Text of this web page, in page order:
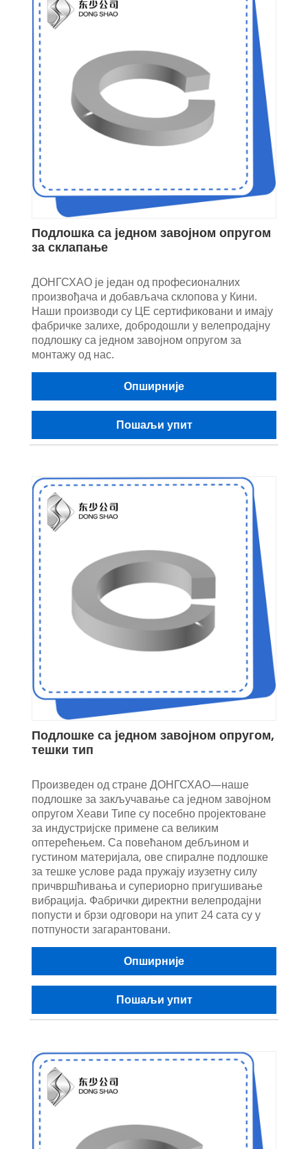
Подлошка са једном завојном опругом
за склапање
ДОНГСХАО је један од професионалних
произвођача и добављача склопова у Кини.
Наши производи су ЦЕ сертификовани и имају
фабричке залихе, добродошли у велепродајну
подлошку са једном завојном опругом за
монтажу од нас.
Опширније
Пошаљи упит
Подлошке са једном завојном опругом,
тешки тип
Произведен од стране ДОНГСХАО—наше
подлошке за закључавање са једном завојном
опругом Хеави Типе су посебно пројектоване
за индустријске примене са великим
оптерећењем. Са повећаном дебљином и
густином материјала, ове спиралне подлошке
за тешке услове рада пружају изузетну силу
причвршћивања и супериорно пригушивање
вибрација. Фабрички директни велепродајни
попусти и брзи одговори на упит 24 сата су у
потпуности загарантовани.
Опширније
Пошаљи упит